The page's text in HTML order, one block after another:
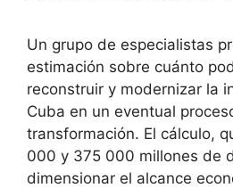
Un grupo de especialistas
estimación sobre cuánto
reconstruir y modernizar la
Cuba en un eventual
transformación. El cálculo,
000 y 375 000 millones de
dimensionar el alcance